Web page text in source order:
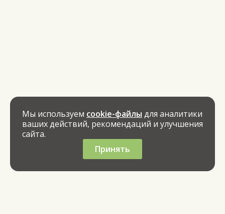
Мы используем cookie-файлы для аналитики
ваших действий, рекомендаций и улучшения
сайта.
Принять